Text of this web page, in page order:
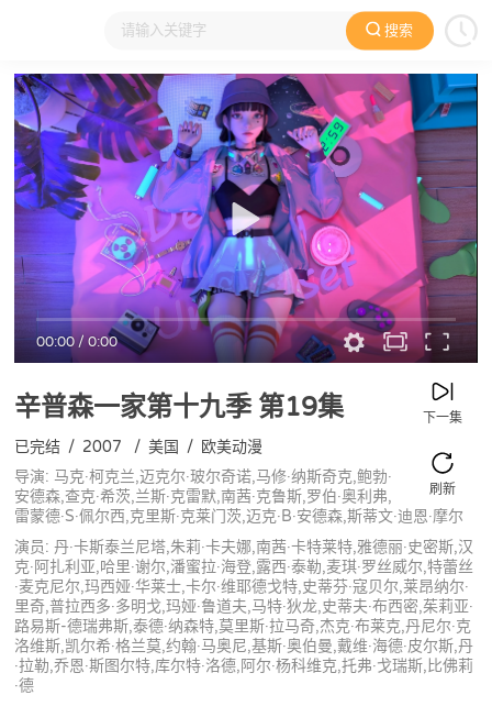
搜索
大家在看 日本动漫 国产动漫 欧美动漫 动漫电影
00:00/0:00
辛普森一家第十九季第19集 下一集
刷新
已完结 / 2007 / 美国 / 欧美动漫
导演: 马克·柯克兰,迈克尔·玻尔奇诺,马修·纳斯奇克,鲍勃·
安德森,查克·希茨,兰斯·克雷默,南茜·克鲁斯,罗伯·奥利弗,
雷蒙德·S·佩尔西,克里斯·克莱门茨,迈克·B·安德森,斯蒂文·迪恩·摩尔
演员: 丹·卡斯泰兰尼塔,朱莉·卡夫娜,南茜·卡特莱特,雅德丽·史密斯,汉
克·阿扎利亚,哈里·谢尔,潘蜜拉·海登,露西·泰勒,麦琪·罗丝威尔,特蕾丝
·麦克尼尔,玛西娅·华莱士,卡尔·维耶德戈特,史蒂芬·寇贝尔,莱昂纳尔·
里奇,普拉西多·多明戈,玛娅·鲁道夫,马特·狄龙,史蒂夫·布西密,茱莉亚·
路易斯-德瑞弗斯,泰德·纳森特,莫里斯·拉马奇,杰克·布莱克,丹尼尔·克
洛维斯,凯尔希·格兰莫,约翰·马奥尼,基斯·奥伯曼,戴维·海德·皮尔斯,丹
·拉勒,乔恩·斯图尔特,库尔特·洛德,阿尔·杨科维克,托弗·戈瑞斯,比佛莉
·德